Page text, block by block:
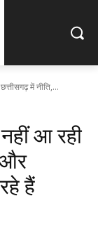
में नीति,...
नहीं आ रही
और
हैं